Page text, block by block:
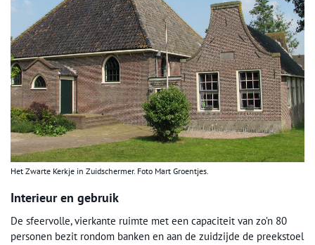
Het Zwarte Kerkje in Zuidschermer. Foto Mart Groentjes.
Interieur en gebruik
De sfeervolle, vierkante ruimte met een capaciteit van zo’n 80
personen bezit rondom banken en aan de zuidzijde de preekstoel